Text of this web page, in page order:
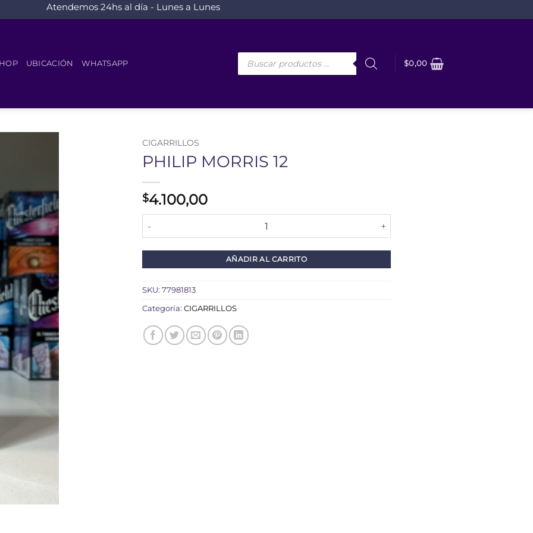
Atendemos 24hs al día - Lunes a Lunes
UBICACIÓN WHATSAPP
Búsqueda
$0,00
CIGARRILLOS
PHILIP MORRIS 12
$4.100,00
AÑADIR AL CARRITO
SKU: 77981813
Categoría: CIGARRILLOS